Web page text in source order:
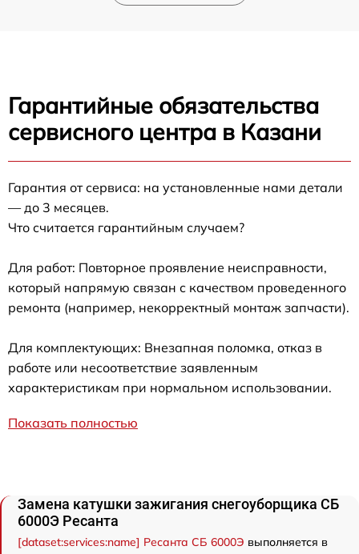
Гарантийные обязательства
сервисного центра в Казани
Гарантия от сервиса: на установленные нами детали
— до 3 месяцев.
Что считается гарантийным случаем?
Для работ: Повторное проявление неисправности,
который напрямую связан с качеством проведенного
ремонта (например, некорректный монтаж запчасти).
Для комплектующих: Внезапная поломка, отказ в
работе или несоответствие заявленным
характеристикам при нормальном использовании.
Показать полностью
Замена катушки зажигания снегоуборщика СБ
6000Э Ресанта
[dataset:services:name] Ресанта СБ 6000Э выполняется в